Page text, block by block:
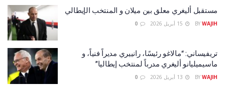
مستقبل أليغري معلق بين ميلان و المنتخب الإيطالي
BY WAJIH
تريفيساني: “مالاغو رئيسًا، رانييري مديراً فنياً، و
ماسيميليانو أليغري مدرباً لمنتخب إيطاليا”
BY WAJIH